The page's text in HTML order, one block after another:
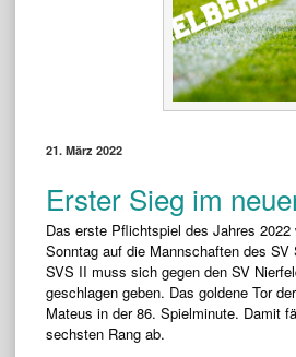
21. März 2022
Erster Sieg im
Das erste Pflichtspiel des Jahres 2022
Sonntag auf die Mannschaften des SV
SVS II muss sich gegen den SV
geschlagen geben. Das goldene Tor
Mateus in der 86. Spielminute. Damit
sechsten Rang ab.